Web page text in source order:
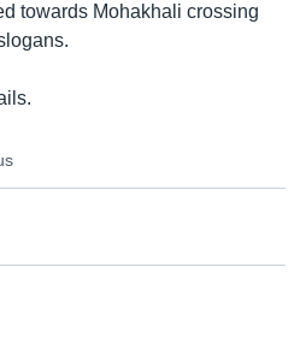
towards Mohakhali crossing